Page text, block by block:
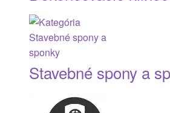
Stavebné spony a